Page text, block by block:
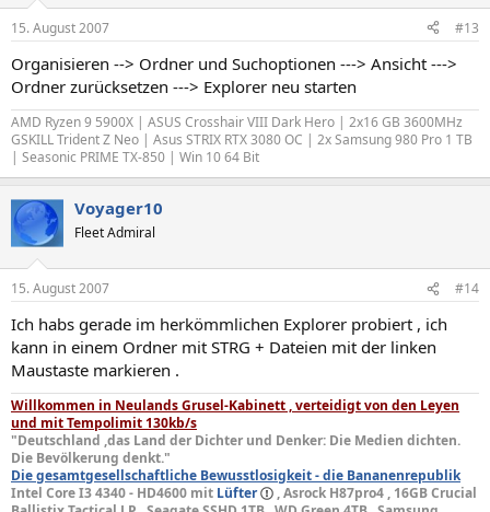
15. August 2007 #13
Organisieren --> Ordner und Suchoptionen ---> Ansicht --->
Ordner zurücksetzen ---> Explorer neu starten
AMD Ryzen 9 5900X | ASUS Crosshair VIII Dark Hero | 2x16 GB 3600MHz
GSKILL Trident Z Neo | Asus STRIX RTX 3080 OC | 2x Samsung 980 Pro 1 TB
| Seasonic PRIME TX-850 | Win 10 64 Bit
Voyager10
Fleet Admiral
15. August 2007 #14
Ich habs gerade im herkömmlichen Explorer probiert , ich
kann in einem Ordner mit STRG + Dateien mit der linken
Maustaste markieren .
Willkommen in Neulands Grusel-Kabinett , verteidigt von den Leyen
und mit Tempolimit 130kb/s
"Deutschland ,das Land der Dichter und Denker: Die Medien dichten.
Die Bevölkerung denkt."
Die gesamtgesellschaftliche Bewusstlosigkeit - die Bananenrepublik
Intel Core I3 4340 - HD4600 mit Lüfter
, Asrock H87pro4 , 16GB Crucial